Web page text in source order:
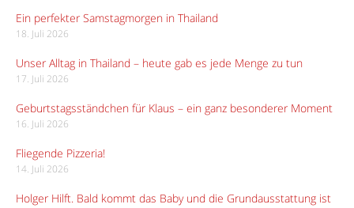
Ein perfekter Samstagmorgen in Thailand
18. Juli 2026
Unser Alltag in Thailand – heute gab es jede Menge zu tun
17. Juli 2026
Geburtstagsständchen für Klaus – ein ganz besonderer Moment
16. Juli 2026
Fliegende Pizzeria!
14. Juli 2026
Holger Hilft. Bald kommt das Baby und die Grundausstattung ist